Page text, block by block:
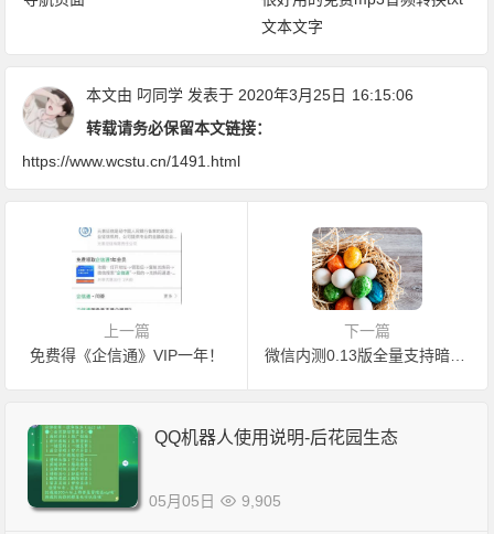
文本文字
本文由 叼同学 发表于 2020年3月25日 16:15:06
转载请务必保留本文链接：
https://www.wcstu.cn/1491.html
上一篇
免费得《企信通》VIP一年！
下一篇
微信内测0.13版全量支持暗黑模式！悬浮窗更新
QQ机器人使用说明-后花园生态
05月05日 9,905